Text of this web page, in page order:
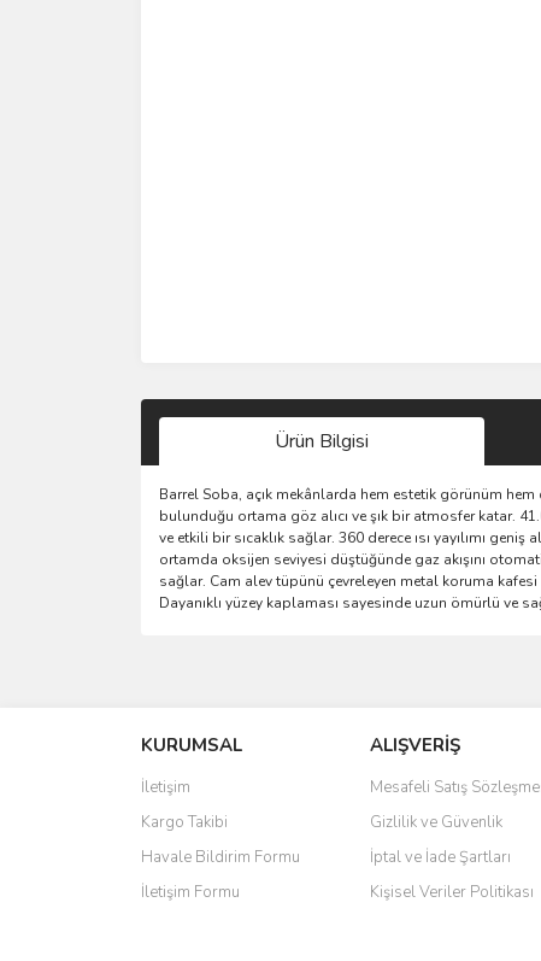
Ürün Bilgisi
Barrel Soba, açık mekânlarda hem estetik görünüm hem
bulunduğu ortama göz alıcı ve şık bir atmosfer katar.
ve etkili bir sıcaklık sağlar. 360 derece ısı yayılımı
ortamda oksijen seviyesi düştüğünde gaz akışını
sağlar. Cam alev tüpünü çevreleyen metal koruma
Dayanıklı yüzey kaplaması sayesinde uzun ömürlü ve
Ürün resmi kalitesiz, bozuk veya görüntülenemiyor.
Ürün açıklamasında eksik bilgiler bulunuyor.
Ürün bilgilerinde hatalar bulunuyor.
Ürün fiyatı diğer sitelerden daha pahalı.
Bu ürüne benzer farklı alternatifler olmalı.
KURUMSAL
İletişim
Kargo Takibi
Havale Bildirim Formu
İletişim Formu
ALIŞVERİŞ
Mesafeli Satış
Gizlilik ve Güvenlik
İptal ve İade Şartları
Kişisel Veriler Politikası